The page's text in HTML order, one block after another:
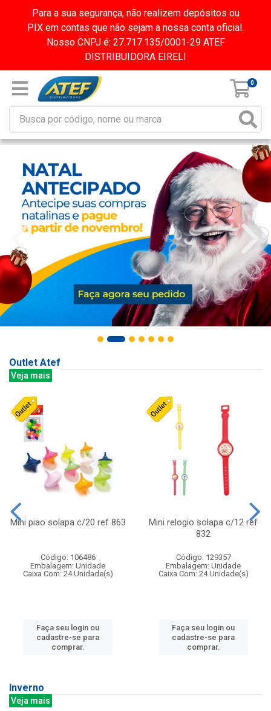
Para a sua segurança, não realizem depósitos ou
PIX em contas que não sejam a nossa conta oficial.
Nosso CNPJ é: 27.717.135/0001-29 ATEF
DISTRIBUIDORA EIRELI
0
Outlet Atef
Veja mais
Mini piao solapa c/20 ref 863
Código: 106486
Embalagem: Unidade
Caixa Com: 24 Unidade(s)
Faça seu login ou
cadastre-se para
comprar.
Mini relogio solapa c/12 ref
832
Código: 129357
Embalagem: Unidade
Caixa Com: 24 Unidade(s)
Faça seu login ou
cadastre-se para
comprar.
Inverno
Veja mais